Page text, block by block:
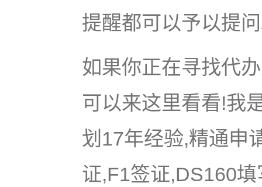
提醒都可以予以提
如果你正在寻找代
可以来这里看看!我
划17年经验,精通申
证,F1签证,DS160